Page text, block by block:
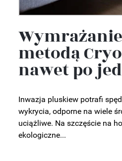
metodą
nawet po
Inwazja pluskiew potrafi
wykrycia, odporne na wiele
uciążliwe. Na szczęście na
ekologiczne...